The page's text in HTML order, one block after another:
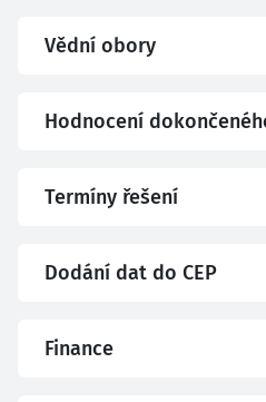
Vědní obory
Hodnocení
Termíny řešení
Dodání dat do CEP
Finance